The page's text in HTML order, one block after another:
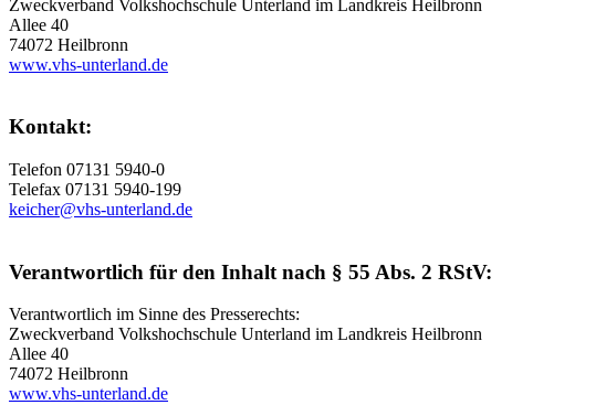
Zweckverband Volkshochschule Unterland im Landkreis Heilbronn
Allee 40
74072 Heilbronn
www.vhs-unterland.de
Kontakt:
Telefon 07131 5940-0
Telefax 07131 5940-199
keicher@vhs-unterland.de
Verantwortlich für den Inhalt nach § 55 Abs. 2 RStV:
Verantwortlich im Sinne des Presserechts:
Zweckverband Volkshochschule Unterland im Landkreis Heilbronn
Allee 40
74072 Heilbronn
www.vhs-unterland.de